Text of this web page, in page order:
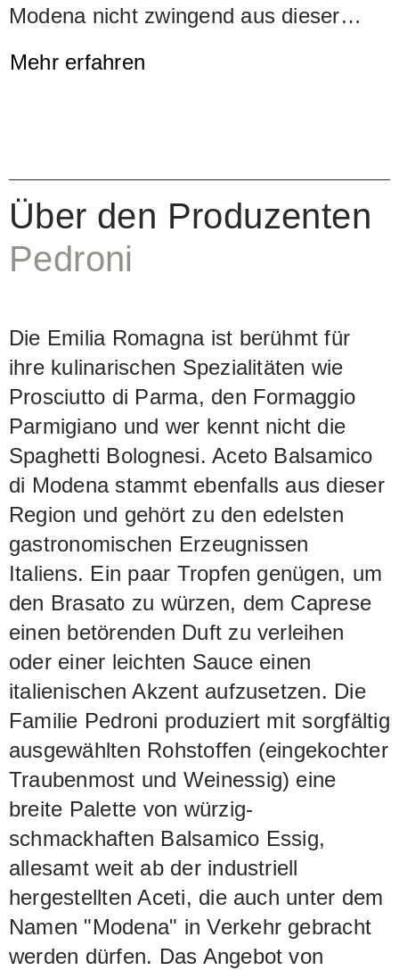
Modena nicht zwingend aus dieser
offen. Die Familie Pedroni zählt zu den
Nähe der Stadt Modena gelegener
Rebberge erzeugen. So bietet Pedroni
einen Essig an, der nicht nur von
Der Balsamico Centopercento wird
durch längeres Einkochen des
Traubenmosts vor der Umwandlung in
Balsamico-Essig noch höher
konzentriert. Ohne Zusatz von
Karamell.
Mehr erfahren
Über den Produzenten
Pedroni
Die Emilia Romagna ist berühmt für
ihre kulinarischen Spezialitäten wie
Prosciutto di Parma, den Formaggio
Parmigiano und wer kennt nicht die
Spaghetti Bolognesi. Aceto Balsamico
di Modena stammt ebenfalls aus dieser
Region und gehört zu den edelsten
gastronomischen Erzeugnissen
Italiens. Ein paar Tropfen genügen, um
den Brasato zu würzen, dem Caprese
einen betörenden Duft zu verleihen
oder einer leichten Sauce einen
italienischen Akzent aufzusetzen. Die
Familie Pedroni produziert mit sorgfältig
ausgewählten Rohstoffen (eingekochter
Traubenmost und Weinessig) eine
breite Palette von würzig-
schmackhaften Balsamico Essig,
allesamt weit ab der industriell
hergestellten Aceti, die auch unter dem
Namen "Modena" in Verkehr gebracht
werden dürfen. Das Angebot von